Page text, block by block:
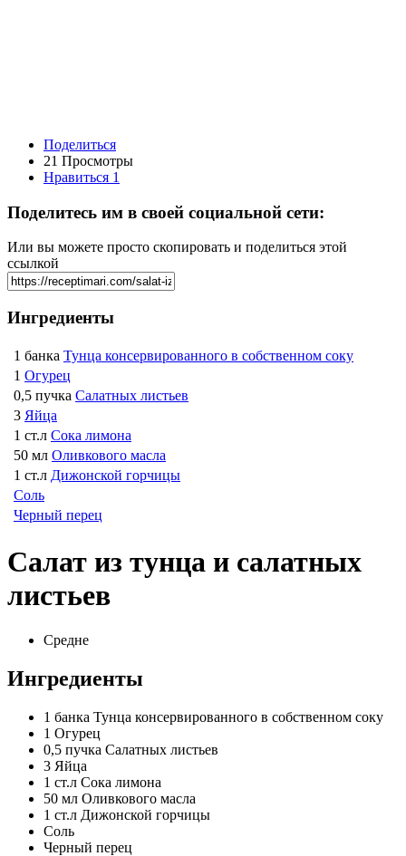
Поделиться
21 Просмотры
Нравиться 1
Поделитесь им в своей социальной сети:
Или вы можете просто скопировать и поделиться этой
ссылкой
Ингредиенты
1 банка Тунца консервированного в собственном соку
1 Огурец
0,5 пучка Салатных листьев
3 Яйца
1 ст.л Сока лимона
50 мл Оливкового масла
1 ст.л Дижонской горчицы
Соль
Черный перец
Салат из тунца и салатных
листьев
Средне
Ингредиенты
1 банка Тунца консервированного в собственном соку
1 Огурец
0,5 пучка Салатных листьев
3 Яйца
1 ст.л Сока лимона
50 мл Оливкового масла
1 ст.л Дижонской горчицы
Соль
Черный перец